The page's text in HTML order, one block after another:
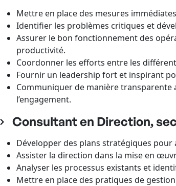
Mettre en place des mesures
Identifier les problèmes critiques et
Assurer le bon fonctionnement des
productivité.
Coordonner les efforts entre les
Fournir un leadership fort et inspirant
Communiquer de manière
l’engagement.
Consultant en Direction,
Développer des plans stratégiques
Assister la direction dans la mise en
Analyser les processus existants et
Mettre en place des pratiques de